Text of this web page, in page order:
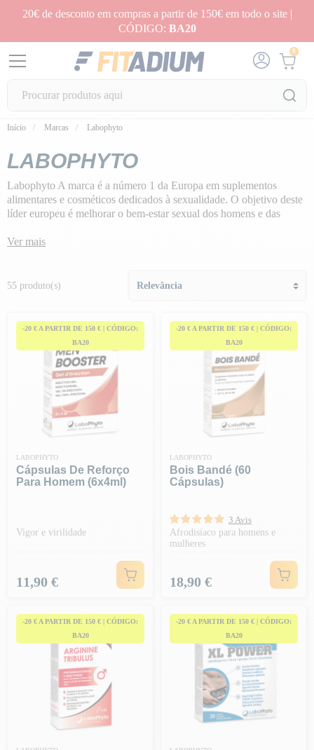
20€ de desconto em compras a partir de 150€ em todo o site |
CÓDIGO: BA20
0
Início Marcas Labophyto
LABOPHYTO
Labophyto A marca é a número 1 da Europa em suplementos
alimentares e cosméticos dedicados à sexualidade. O objetivo deste
líder europeu é melhorar o bem-estar sexual dos homens e das
das vitaminas.
Ver mais
55 produto(s)
-20 € A PARTIR DE 150 € | CÓDIGO:
BA20
LABOPHYTO
Cápsulas De Reforço
Para Homem (6x4ml)
Vigor e virilidade
Preço
11,90 €
-20 € A PARTIR DE 150 € | CÓDIGO:
BA20
LABOPHYTO
Bois Bandé (60
Cápsulas)
3 Avis
Afrodisíaco para homens e
mulheres
Preço
18,90 €
-20 € A PARTIR DE 150 € | CÓDIGO:
BA20
-20 € A PARTIR DE 150 € | CÓDIGO:
BA20